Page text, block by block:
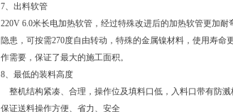
7、出料软管
220V 6.0米长电加热软管，经过特殊改进后的加热软管更加
隐患，可按需270度自由转动，特殊的金属镍材料，使用寿
作需要，保证了最大的施工面积。
8、最低的装料高度
整机结构紧凑、合理，操作位及填料口低，入料口带有防
保证送料操作方便、省力、安全